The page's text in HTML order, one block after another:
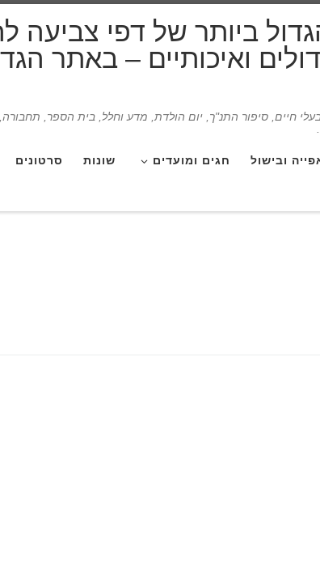
ביותר של דפי צביעה
גדולים ואיכותיים – באתר
חיים, סיפור התנ"ך, יום הולדת, מדע וחלל, בית הספר, תחבורה,
ובישול חגים ומועדים שונות סרטונים